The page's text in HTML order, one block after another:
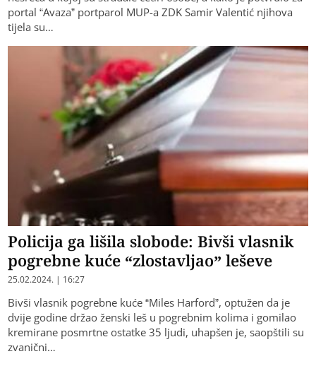
portal “Avaza” portparol MUP-a ZDK Samir Valentić njihova
tijela su…
Policija ga lišila slobode: Bivši vlasnik
pogrebne kuće “zlostavljao” leševe
25.02.2024. | 16:27
Bivši vlasnik pogrebne kuće “Miles Harford”, optužen da je
dvije godine držao ženski leš u pogrebnim kolima i gomilao
kremirane posmrtne ostatke 35 ljudi, uhapšen je, saopštili su
zvanični…